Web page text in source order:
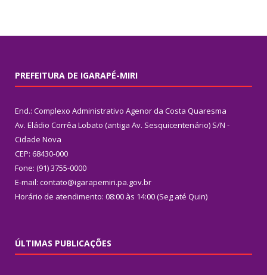
PREFEITURA DE IGARAPÉ-MIRI
End.: Complexo Administrativo Agenor da Costa Quaresma
Av. Eládio Corrêa Lobato (antiga Av. Sesquicentenário) S/N -
Cidade Nova
CEP: 68430-000
Fone: (91) 3755-0000
E-mail: contato@igarapemiri.pa.gov.br
Horário de atendimento: 08:00 às 14:00 (Seg até Quin)
ÚLTIMAS PUBLICAÇÕES